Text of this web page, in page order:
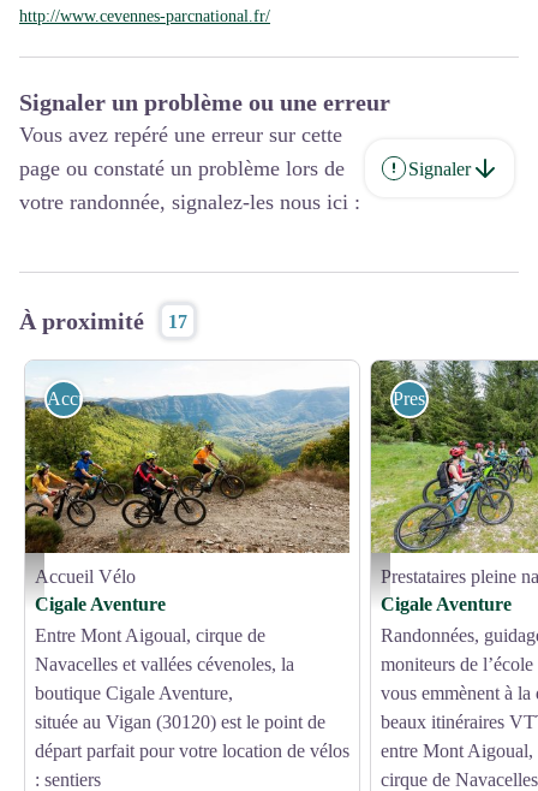
http://www.cevennes-parcnational.fr/
Signaler un problème ou une erreur
Vous avez repéré une erreur sur cette
page ou constaté un problème lors de
votre randonnée, signalez-les nous ici :
Signaler
À proximité 17
itinéraire liberté vtt - Hervé Leclair
Accueil Vélo
Accueil Vélo
Cigale Aventure
Entre Mont Aigoual, cirque de
Navacelles et vallées cévenoles, la
boutique Cigale Aventure,
située au Vigan (30120) est le point de
départ parfait pour votre location de vélos
: sentiers
rando guidée - Arne
Prestataires pleine
Prestataires pleine
Cigale Aventure
Randonnées,
moniteurs de
vous emmènent à la
beaux itinéraires
entre Mont Aigoual,
cirque de